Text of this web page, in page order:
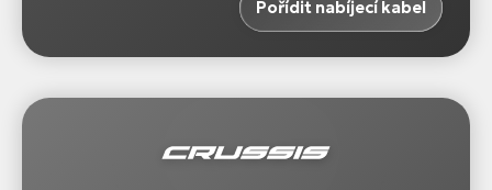
Pořídit nabíjecí kabel